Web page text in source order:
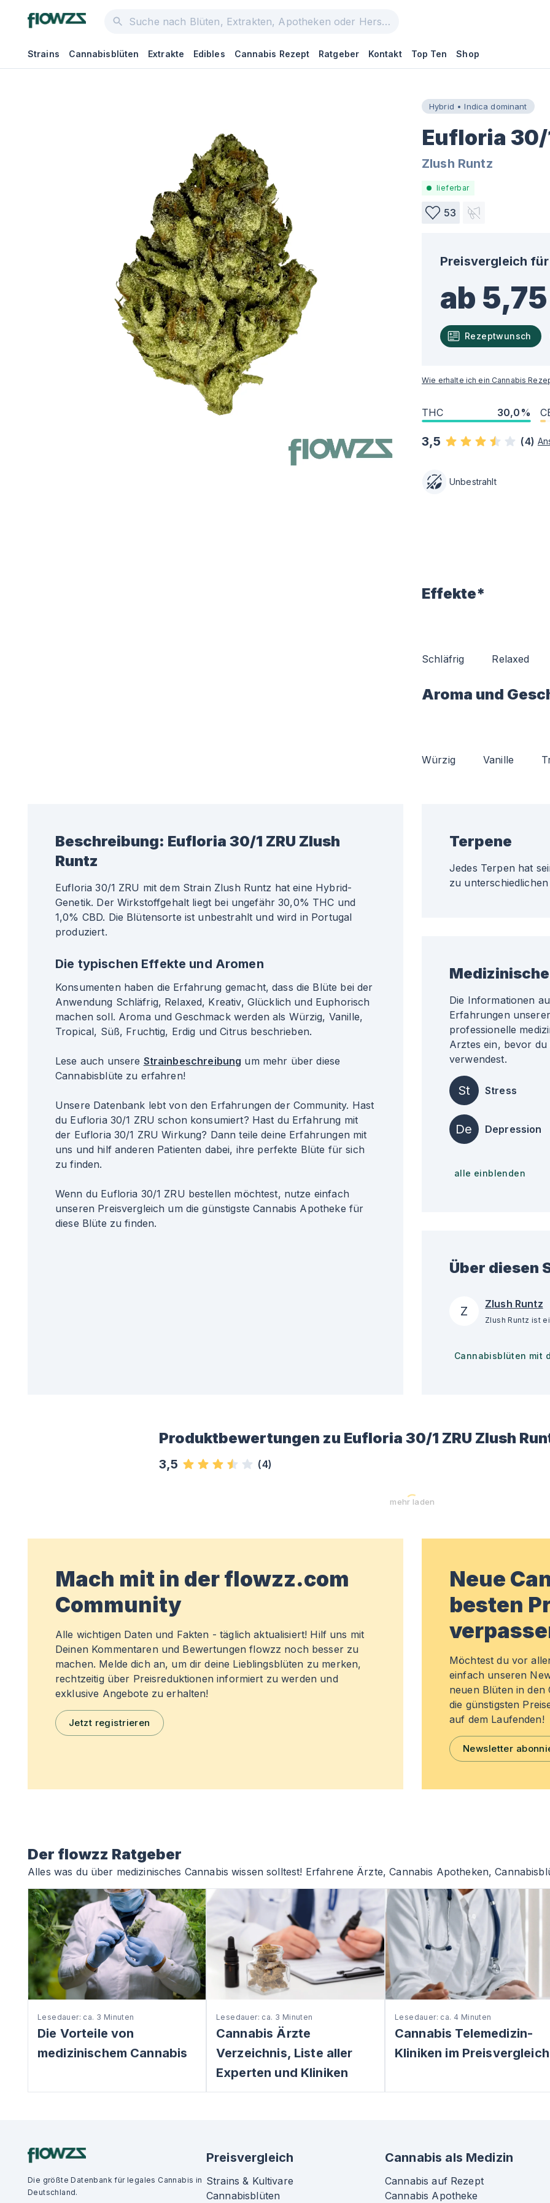
Strains Cannabisblüten Extrakte Edibles Cannabis Rezept Ratgeber Kontakt Top Ten Shop
Hybrid • Indica dominant
Eufloria 30/
Zlush Runtz
lieferbar
53
Preisvergleich für
ab
Rezeptwunsch
Wie erhalte ich ein Cannabis
THC 30,0%
3,5 (4)
Unbestrahlt
Effekte*
Schläfrig Relaxed
Aroma und
Würzig Vanille
Beschreibung: Eufloria 30/1 ZRU Zlush
Runtz
Eufloria 30/1 ZRU mit dem Strain Zlush Runtz hat eine Hybrid-
Genetik. Der Wirkstoffgehalt liegt bei ungefähr 30,0% THC und
1,0% CBD. Die Blütensorte ist unbestrahlt und wird in Portugal
produziert.
Die typischen Effekte und Aromen
Konsumenten haben die Erfahrung gemacht, dass die Blüte bei der
Anwendung Schläfrig, Relaxed, Kreativ, Glücklich und Euphorisch
machen soll. Aroma und Geschmack werden als Würzig, Vanille,
Tropical, Süß, Fruchtig, Erdig und Citrus beschrieben.
Lese auch unsere Strainbeschreibung um mehr über diese
Cannabisblüte zu erfahren!
Unsere Datenbank lebt von den Erfahrungen der Community. Hast
du Eufloria 30/1 ZRU schon konsumiert? Hast du Erfahrung mit
der Eufloria 30/1 ZRU Wirkung? Dann teile deine Erfahrungen mit
uns und hilf anderen Patienten dabei, ihre perfekte Blüte für sich
zu finden.
Wenn du Eufloria 30/1 ZRU bestellen möchtest, nutze einfach
unseren Preisvergleich um die günstigste Cannabis Apotheke für
diese Blüte zu finden.
Terpene
Jedes Terpen hat
zu
Die Informationen
Erfahrungen
professionelle
Arztes ein, bevor
verwendest.
St Stress
De Depression
alle einblenden
Über diesen
Z Zlush Runtz
Cannabisblüten mit
Produktbewertungen zu Eufloria 30/1 ZRU Zlush
3,5 (4)
mehr laden
Mach mit in der flowzz.com
Community
Alle wichtigen Daten und Fakten - täglich aktualisiert! Hilf uns mit
Deinen Kommentaren und Bewertungen flowzz noch besser zu
machen. Melde dich an, um dir deine Lieblingsblüten zu merken,
rechtzeitig über Preisreduktionen informiert zu werden und
exklusive Angebote zu erhalten!
Jetzt registrieren
Neue
besten
Möchtest du vor
einfach unseren
neuen Blüten in den
die günstigsten
auf dem Laufenden!
Newsletter
Der flowzz Ratgeber
Alles was du über medizinisches Cannabis wissen solltest! Erfahrene Ärzte, Cannabis Apotheken,
Lesedauer: ca. 3 Minuten
Die Vorteile von
medizinischem Cannabis
Lesedauer: ca. 3 Minuten
Cannabis Ärzte
Verzeichnis, Liste aller
Experten und Kliniken
Lesedauer: ca. 4 Minuten
Cannabis Telemedizin-
Kliniken im Preisvergleich
Die größte Datenbank für legales Cannabis in
Deutschland.
Preisvergleich
Strains & Kultivare
Cannabisblüten
Cannabis als Medizin
Cannabis auf Rezept
Cannabis Apotheke